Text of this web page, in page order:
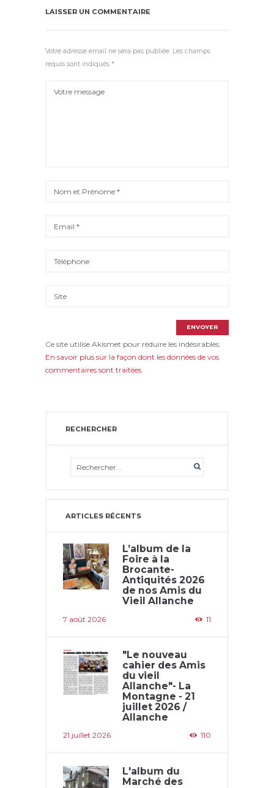
LAISSER UN COMMENTAIRE
Votre adresse email ne sera pas publiée. Les champs
requis sont indiqués *
Ce site utilise Akismet pour réduire les indésirables.
En savoir plus sur la façon dont les données de vos
commentaires sont traitées
RECHERCHER
ARTICLES RÉCENTS
L’album de la
Foire à la
Brocante-
Antiquités 2026
de nos Amis du
Vieil Allanche
7 août 2026 11
"Le nouveau
cahier des Amis
du vieil
Allanche"- La
Montagne - 21
juillet 2026 /
Allanche
21 juillet 2026 110
L'album du
Marché des